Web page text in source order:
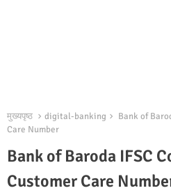
मुख्यपृष्ठ digital-banking
Bank of
Care Number
Bank of Baroda IFSC
Customer Care